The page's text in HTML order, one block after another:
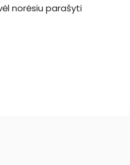
norėsiu parašyti